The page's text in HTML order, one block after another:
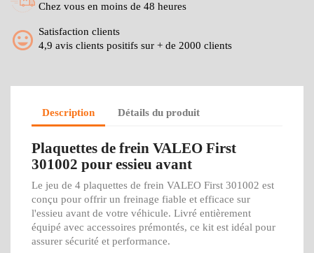
Chez vous en moins de 48 heures
Satisfaction clients
4,9 avis clients positifs sur + de 2000 clients
Description Détails du produit
Plaquettes de frein VALEO First
301002 pour essieu avant
Le jeu de 4 plaquettes de frein VALEO First 301002 est
conçu pour offrir un freinage fiable et efficace sur
l'essieu avant de votre véhicule. Livré entièrement
équipé avec accessoires prémontés, ce kit est idéal pour
assurer sécurité et performance.